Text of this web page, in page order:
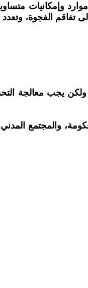
وإمكانيات
تفاقم الفجوة،
يجب معالجة
والمجتمع